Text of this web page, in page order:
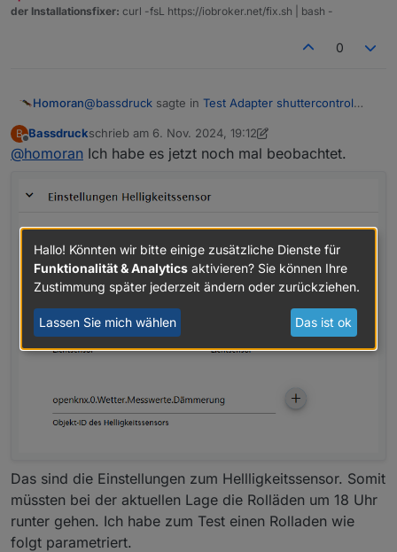
der Installationsfixer: curl -fsL https://iobroker.net/fix.sh | bash -
0
Homoran@bassdruck sagte in Test Adapter shuttercontrol
Kann sich das einer erklären
ohne zugehörige debug-log Einträge nicht.
@bassdrucksagte inTest Adapter shuttercontrol
v1.7.x:
Gibt es eine Möglichkeit das Verdunkeln per
Helligkeissensor für Testzwecke zu triggern?
Natürlich!
Den Datenpunkt des Helligkeitssensors gegen einen
B
Offline
Bassdruckschrieb am 6. Nov. 2024, 19:12
zuletzt editiert von Bassdruck11. Juni 2024, 20:38
@homoran Ich habe es jetzt noch mal beobachtet.
Das sind die Einstellungen zum Hellligkeitssensor. Somit
müssten bei der aktuellen Lage die Rolläden um 18 Uhr
runter gehen. Ich habe zum Test einen Rolladen wie
folgt parametriert.
Hallo! Könnten wir bitte einige zusätzliche Dienste für
Funktionalität & Analytics aktivieren? Sie können Ihre
Zustimmung später jederzeit ändern oder zurückziehen.
Lassen Sie mich wählen Das ist ok